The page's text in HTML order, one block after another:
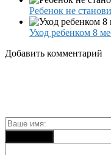
Ребенок не
Уход ребенком 8
Добавить комментарий